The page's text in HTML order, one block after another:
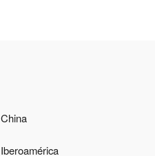
China
Iberoamérica